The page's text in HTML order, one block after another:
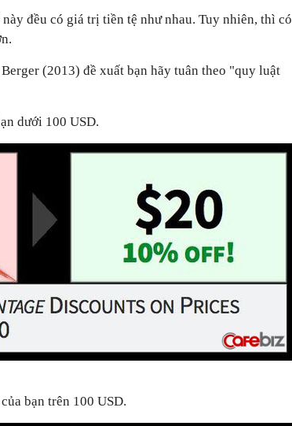
đều có giá trị tiền tệ như nhau. Tuy nhiên, thì có
(2013) đề xuất bạn hãy tuân theo "quy luật
dưới 100 USD.
bạn trên 100 USD.